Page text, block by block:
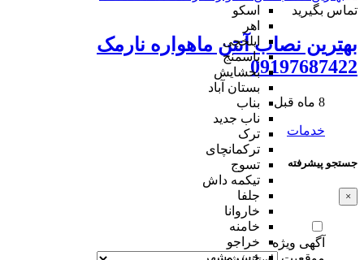
اسکو
اهر
ایلخچی
باسمنج
بخشایش
بستان آباد
بناب
ناب جدید
ترک
ترکمانچای
تسوج
تیکمه داش
جلفا
خاروانا
خامنه
خراجو
تماس بگیرید
بهترین نصاب آنتن ماهواره نارمک
09197687422
8 ماه قبل
خدمات
جستجو پیشرفته
×
آگهی ویژه